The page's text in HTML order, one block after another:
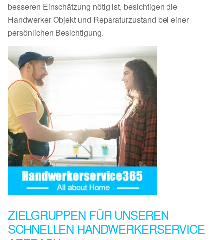
besseren Einschätzung nötig ist, besichtigen die
Handwerker Objekt und Reparaturzustand bei einer
persönlichen Besichtigung.
ZIELGRUPPEN FÜR UNSEREN
SCHNELLEN HANDWERKERSERVICE